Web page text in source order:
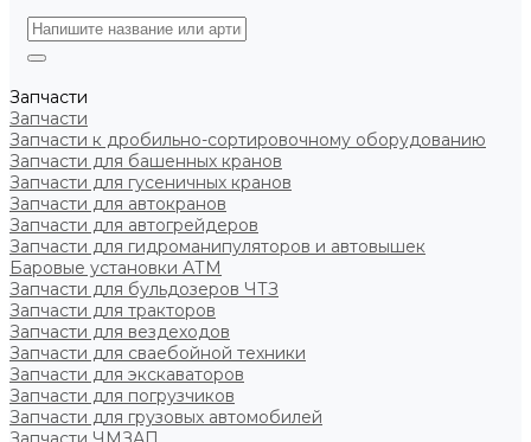
Запчасти
Запчасти
Запчасти к дробильно-сортировочному оборудованию
Запчасти для башенных кранов
Запчасти для гусеничных кранов
Запчасти для автокранов
Запчасти для автогрейдеров
Запчасти для гидроманипуляторов и автовышек
Баровые установки АТМ
Запчасти для бульдозеров ЧТЗ
Запчасти для тракторов
Запчасти для вездеходов
Запчасти для сваебойной техники
Запчасти для экскаваторов
Запчасти для погрузчиков
Запчасти для грузовых автомобилей